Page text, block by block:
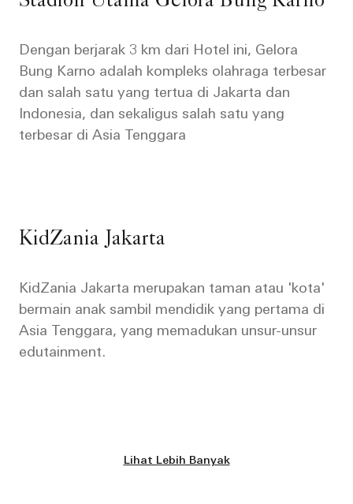
Dengan berjarak 3 km dari Hotel ini, Gelora
Bung Karno adalah kompleks olahraga terbesar
dan salah satu yang tertua di Jakarta dan
Indonesia, dan sekaligus salah satu yang
terbesar di Asia Tenggara
KidZania Jakarta
KidZania Jakarta merupakan taman atau 'kota'
bermain anak sambil mendidik yang pertama di
Asia Tenggara, yang memadukan unsur-unsur
edutainment.
Lihat Lebih Banyak